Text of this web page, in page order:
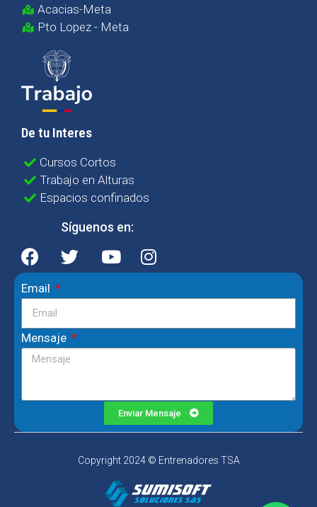
Acacias-Meta
Pto Lopez - Meta
De tu Interes
Cursos Cortos
Trabajo en Alturas
Espacios confinados
Síguenos en:
Email
Mensaje
Enviar Mensaje
Copyright 2024 © Entrenadores TSA